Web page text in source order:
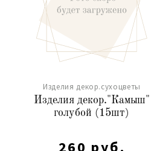
Изделия декор.сухоцветы
Изделия декор."Камыш"
голубой (15шт)
260 руб.